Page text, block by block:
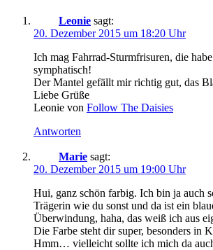
Leonie sagt:
20. Dezember 2015 um 18:20 Uhr
Ich mag Fahrrad-Sturmfrisuren, die
symphatisch!
Der Mantel gefällt mir richtig gut, das
Liebe Grüße
Leonie von Follow The Daisies
Antworten
Marie sagt:
20. Dezember 2015 um 19:00 Uhr
Hui, ganz schön farbig. Ich bin ja auch
Trägerin wie du sonst und da ist ein
Überwindung, haha, das weiß ich aus
Die Farbe steht dir super, besonders in
Hmm… vielleicht sollte ich mich da